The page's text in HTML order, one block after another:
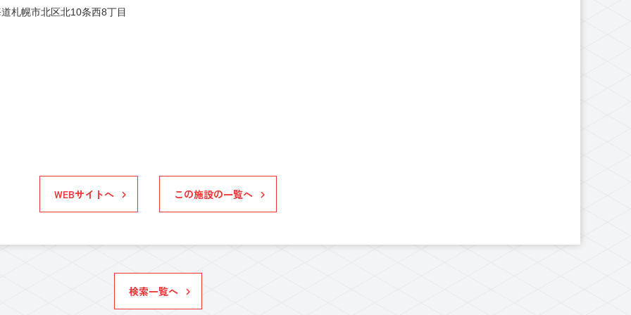
札幌市北区北10条西8丁目
WEBサイトへ この施設の一覧へ
検索一覧へ